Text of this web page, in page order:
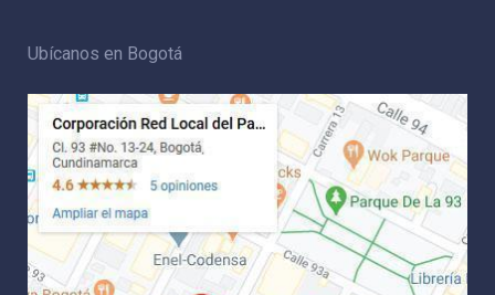
Ubícanos en Bogotá